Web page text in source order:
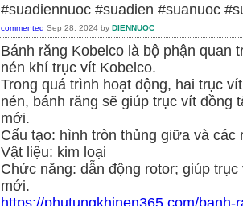
#suadiennuoc #suadien #suanuoc
commented Sep 28, 2024 by DIENNUOC
Bánh răng Kobelco là bộ phận quan
nén khí trục vít Kobelco.
Trong quá trình hoạt động, hai trục
nén, bánh răng sẽ giúp trục vít đồng
mới.
Cấu tạo: hình tròn thủng giữa và các
Vật liệu: kim loại
Chức năng: dẫn động rotor; giúp
mới.
https://phutungkhinen365.com/